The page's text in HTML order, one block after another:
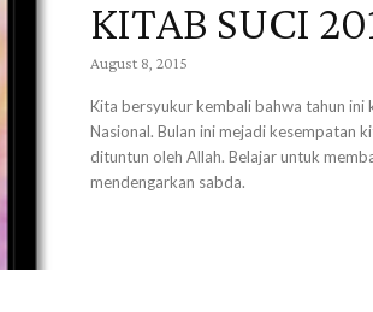
KITAB SUCI
August 8, 2015
Kita bersyukur kembali bahwa tahun ini
Nasional. Bulan ini mejadi kesempatan
dituntun oleh Allah. Belajar untuk
mendengarkan sabda.